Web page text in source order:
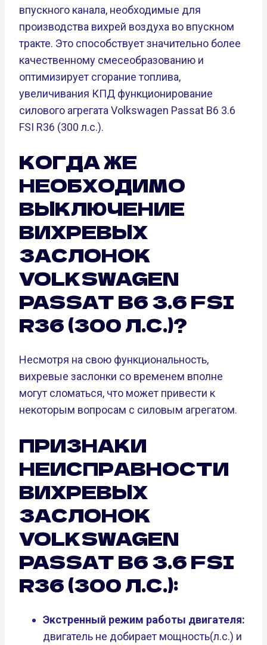
впускного канала, необходимые для
производства вихрей воздуха во впускном
тракте. Это способствует значительно более
качественному смесеобразованию и
оптимизирует сгорание топлива,
увеличивания КПД функционирование
силового агрегата Volkswagen Passat B6 3.6
FSI R36 (300 л.с.).
КОГДА ЖЕ
НЕОБХОДИМО
ВЫКЛЮЧЕНИЕ
ВИХРЕВЫХ
ЗАСЛОНОК
VOLKSWAGEN
PASSAT B6 3.6 FSI
R36 (300 Л.С.)?
Несмотря на свою функциональность,
вихревые заслонки со временем вполне
могут сломаться, что может привести к
некоторым вопросам с силовым агрегатом.
ПРИЗНАКИ
НЕИСПРАВНОСТИ
ВИХРЕВЫХ
ЗАСЛОНОК
VOLKSWAGEN
PASSAT B6 3.6 FSI
R36 (300 Л.С.):
Экстренный режим работы двигателя:
двигатель не добирает мощность(л.с.) и